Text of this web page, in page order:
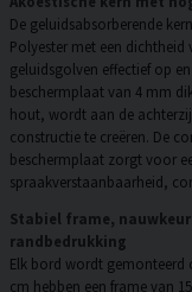
De geluidsabsorberende
Polyester met een dichtheid
geluidsgolven effectief op
beschermplaat van 4 mm
hout, wordt aan de
constructie te creëren. De
beschermplaat zorgt voor
spraakverstaanbaarheid,
Stabiel frame,
randbedrukking
Elk bord wordt gemonteerd
cm hebben een frame van